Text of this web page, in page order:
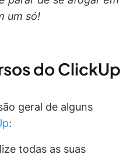
um só!
do ClickUp
geral de alguns
:
todas as suas